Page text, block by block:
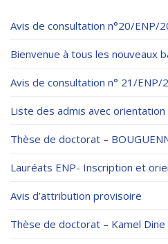
Avis de consultation n°20/ENP/
Bienvenue à tous les nouveaux
Avis de consultation n° 21/ENP/
Liste des admis avec
Thèse de doctorat –
Lauréats ENP- Inscription et
Avis d’attribution provisoire
Thèse de doctorat – Kamel Dine